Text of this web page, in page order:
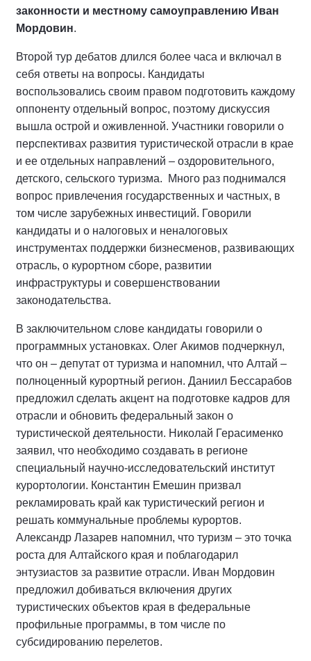
законности и местному самоуправлению Иван
Мордовин.
Второй тур дебатов длился более часа и включал в
себя ответы на вопросы. Кандидаты
воспользовались своим правом подготовить каждому
оппоненту отдельный вопрос, поэтому дискуссия
вышла острой и оживленной. Участники говорили о
перспективах развития туристической отрасли в крае
и ее отдельных направлений – оздоровительного,
детского, сельского туризма. Много раз поднимался
вопрос привлечения государственных и частных, в
том числе зарубежных инвестиций. Говорили
кандидаты и о налоговых и неналоговых
инструментах поддержки бизнесменов, развивающих
отрасль, о курортном сборе, развитии
инфраструктуры и совершенствовании
законодательства.
В заключительном слове кандидаты говорили о
программных установках. Олег Акимов подчеркнул,
что он – депутат от туризма и напомнил, что Алтай –
полноценный курортный регион. Даниил Бессарабов
предложил сделать акцент на подготовке кадров для
отрасли и обновить федеральный закон о
туристической деятельности. Николай Герасименко
заявил, что необходимо создавать в регионе
специальный научно-исследовательский институт
курортологии. Константин Емешин призвал
рекламировать край как туристический регион и
решать коммунальные проблемы курортов.
Александр Лазарев напомнил, что туризм – это точка
роста для Алтайского края и поблагодарил
энтузиастов за развитие отрасли. Иван Мордовин
предложил добиваться включения других
туристических объектов края в федеральные
профильные программы, в том числе по
субсидированию перелетов.